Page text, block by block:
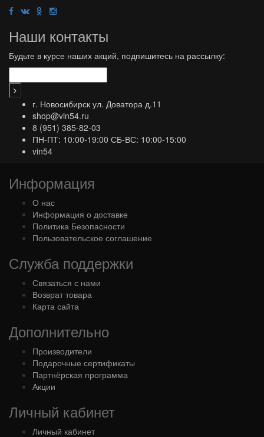
Наши контакты
Будьте в курсе наших акций, подпишитесь на рассылку:
г. Новосибирск ул. Доватора д.11
shop@vin54.ru
8 (951) 385-82-03
ПН-ПТ: 10:00-19:00 СБ-ВС: 10:00-15:00
vin54
Информация
О нас
Информация о доставке
Политика Безопасности
Пользовательское соглашение
Служба поддержки
Связаться с нами
Возврат товара
Карта сайта
Дополнительно
Производители
Подарочные сертификаты
Партнёрская программа
Акции
Личный кабинет
Личный кабинет